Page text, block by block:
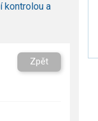
kontrolou a
Zpět